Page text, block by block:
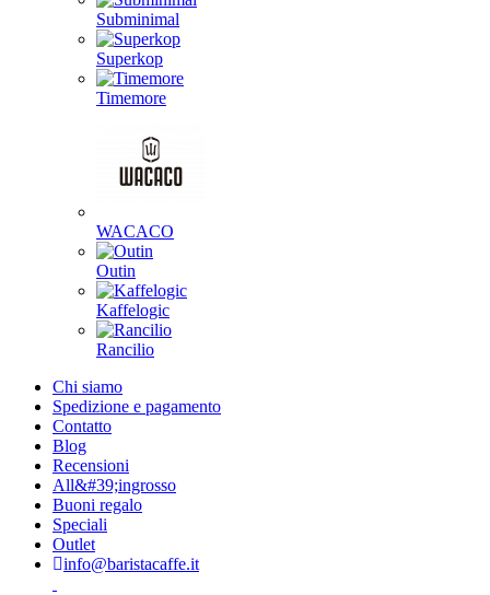
Subminimal
Superkop
Timemore
WACACO
Outin
Kaffelogic
Rancilio
Chi siamo
Spedizione e pagamento
Contatto
Blog
Recensioni
All&#39;ingrosso
Buoni regalo
Speciali
Outlet
info@baristacaffe.it